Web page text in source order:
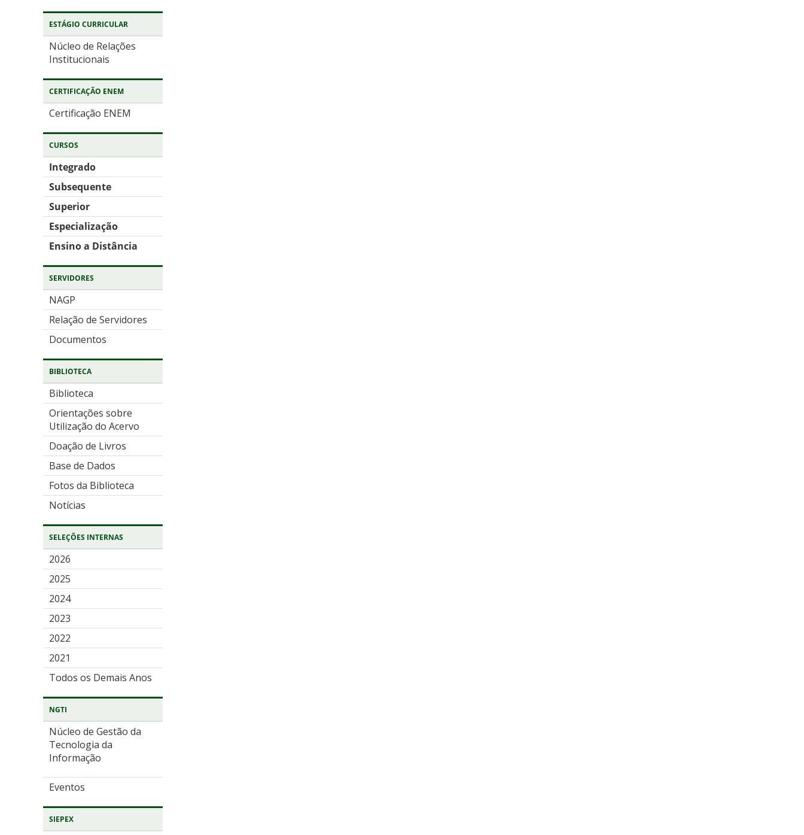
ESTÁGIO CURRICULAR
Núcleo de Relações
Institucionais
CERTIFICAÇÃO ENEM
Certificação ENEM
CURSOS
Integrado
Subsequente
Superior
Especialização
Ensino a Distância
SERVIDORES
NAGP
Relação de Servidores
Documentos
BIBLIOTECA
Biblioteca
Orientações sobre
Utilização do Acervo
Doação de Livros
Base de Dados
Fotos da Biblioteca
Notícias
SELEÇÕES INTERNAS
2026
2025
2024
2023
2022
2021
Todos os Demais Anos
NGTI
Núcleo de Gestão da
Tecnologia da
Informação
Eventos
SIEPEX